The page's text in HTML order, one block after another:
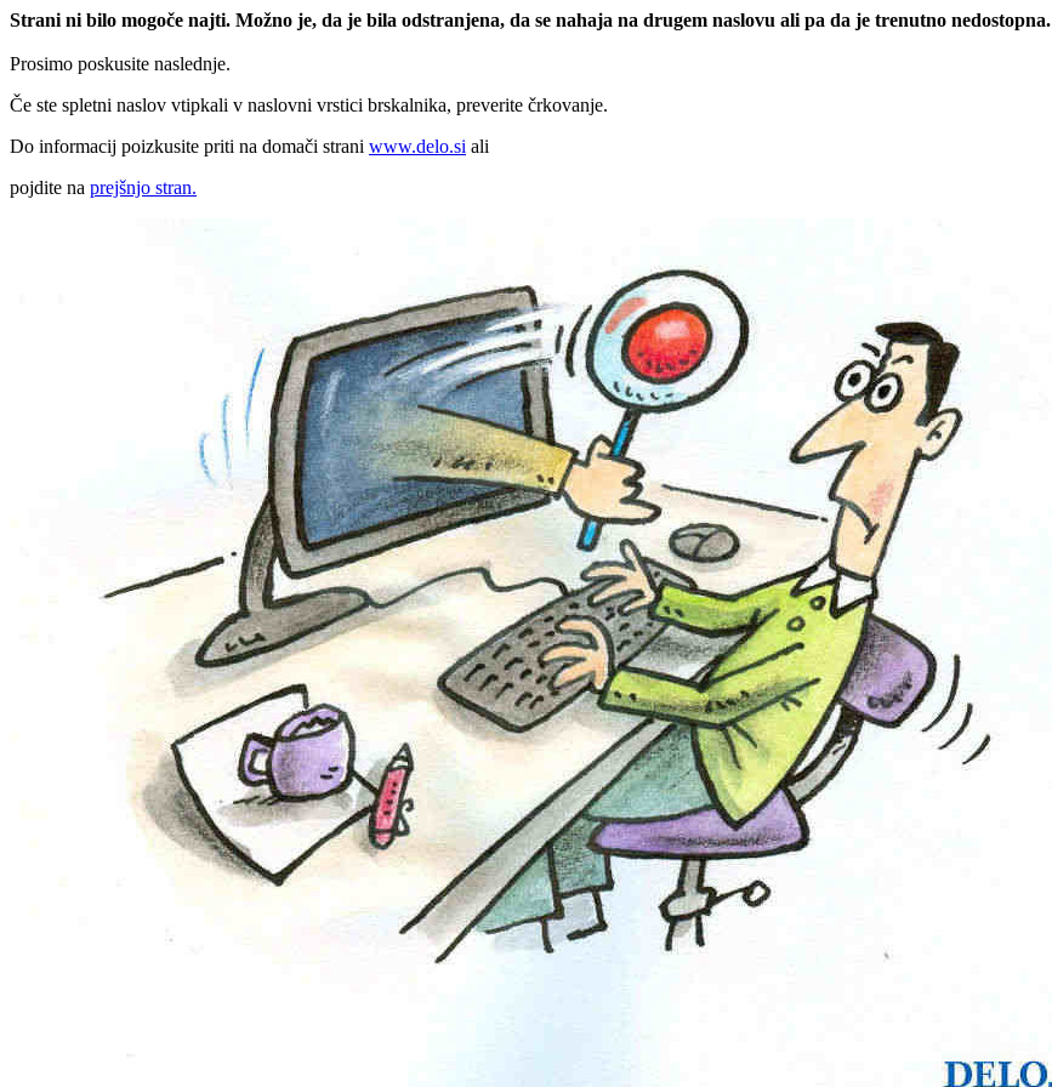
Strani ni bilo mogoče najti. Možno je, da je bila odstranjena, da se nahaja na drugem naslovu ali pa da je trenutno nedostopna.
Prosimo poskusite naslednje.
Če ste spletni naslov vtipkali v naslovni vrstici brskalnika, preverite črkovanje.
Do informacij poizkusite priti na domači strani www.delo.si ali
pojdite na prejšnjo stran.